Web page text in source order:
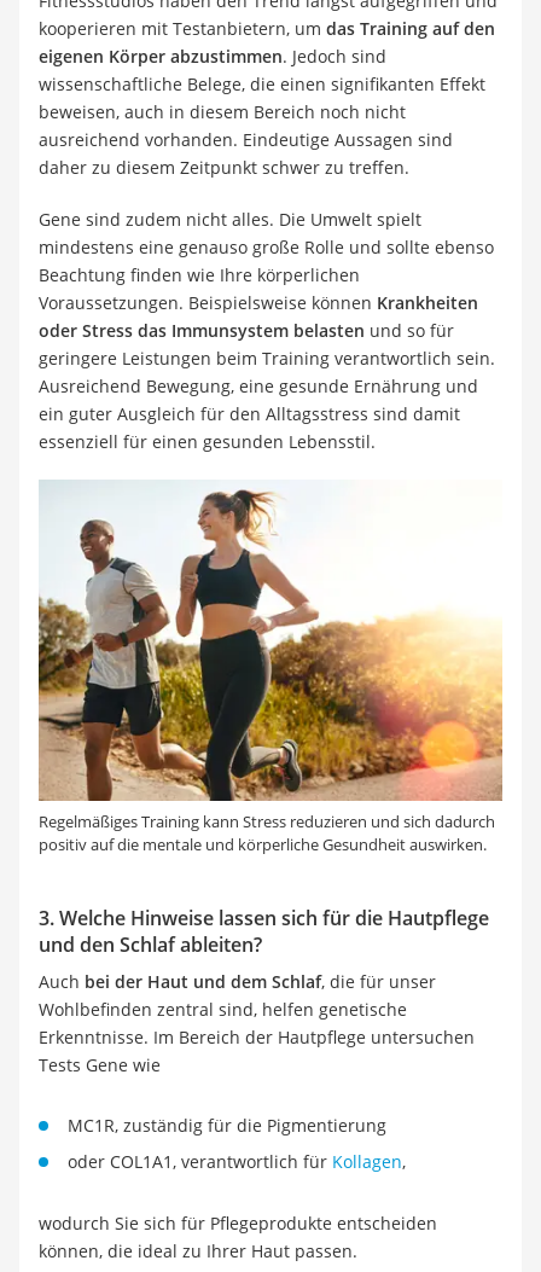
kooperieren mit Testanbietern, um das Training auf den
eigenen Körper abzustimmen. Jedoch sind
wissenschaftliche Belege, die einen signifikanten Effekt
beweisen, auch in diesem Bereich noch nicht
ausreichend vorhanden. Eindeutige Aussagen sind
daher zu diesem Zeitpunkt schwer zu treffen.
Gene sind zudem nicht alles. Die Umwelt spielt
mindestens eine genauso große Rolle und sollte ebenso
Beachtung finden wie Ihre körperlichen
Voraussetzungen. Beispielsweise können Krankheiten
oder Stress das Immunsystem belasten und so für
geringere Leistungen beim Training verantwortlich sein.
Ausreichend Bewegung, eine gesunde Ernährung und
ein guter Ausgleich für den Alltagsstress sind damit
essenziell für einen gesunden Lebensstil.
Regelmäßiges Training kann Stress reduzieren und sich dadurch
positiv auf die mentale und körperliche Gesundheit auswirken.
3. Welche Hinweise lassen sich für die Hautpflege
und den Schlaf ableiten?
Auch bei der Haut und dem Schlaf, die für unser
Wohlbefinden zentral sind, helfen genetische
Erkenntnisse. Im Bereich der Hautpflege untersuchen
Tests Gene wie
MC1R, zuständig für die Pigmentierung
oder COL1A1, verantwortlich für Kollagen,
wodurch Sie sich für Pflegeprodukte entscheiden
können, die ideal zu Ihrer Haut passen.